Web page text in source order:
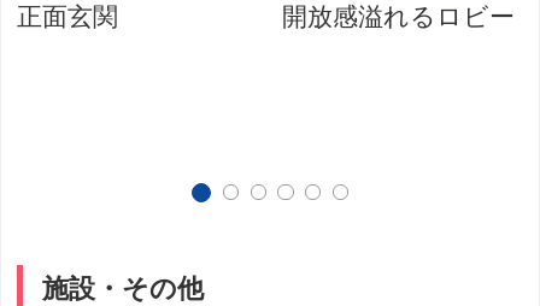
正面玄関 開放感溢れるロビー
施設・その他